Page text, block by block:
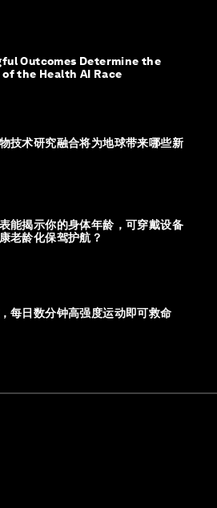
Outcomes Determine the
the Health AI Race
技术研究融合将为地球带来哪些新
能揭示你的身体年龄，可穿戴设备
老龄化保驾护航？
每日数分钟高强度运动即可救命